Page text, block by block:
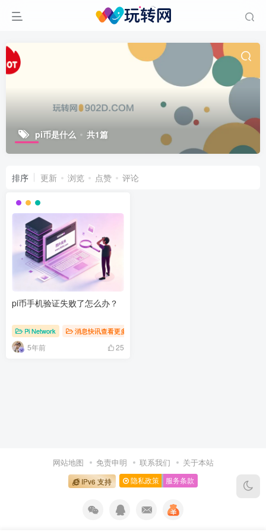
pi币是什么 共1篇
排序 更新 浏览 点赞 评论
pi币手机验证失败了怎么办？
Pi Network 消息快讯查看更多 》》
5年前 25
网站地图 免责申明 联系我们 关于本站
IPv6 支持 隐私政策 服务条款